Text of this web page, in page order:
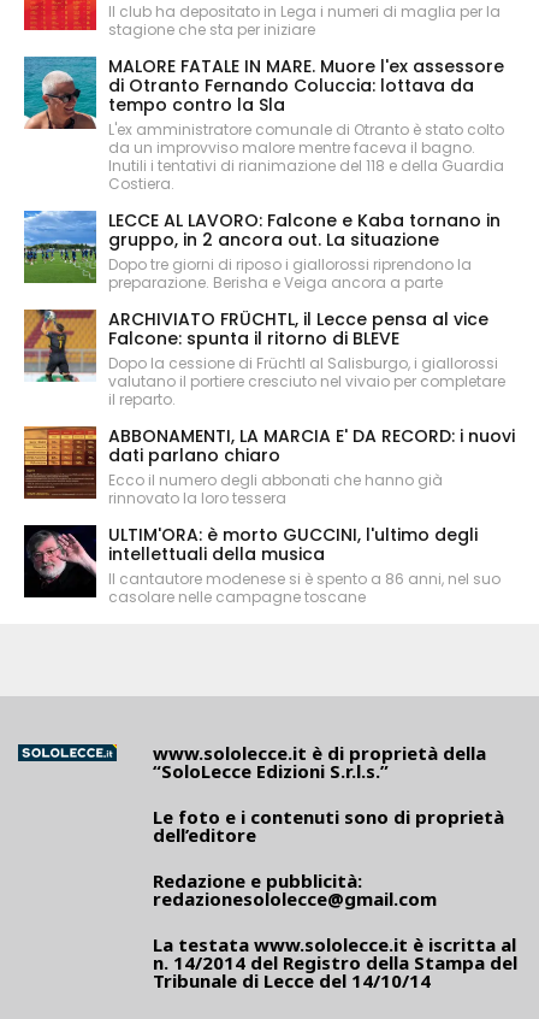
Il club ha depositato in Lega i numeri di maglia per la
stagione che sta per iniziare
MALORE FATALE IN MARE. Muore l'ex assessore
di Otranto Fernando Coluccia: lottava da
tempo contro la Sla
L'ex amministratore comunale di Otranto è stato colto
da un improvviso malore mentre faceva il bagno.
Inutili i tentativi di rianimazione del 118 e della Guardia
Costiera.
LECCE AL LAVORO: Falcone e Kaba tornano in
gruppo, in 2 ancora out. La situazione
Dopo tre giorni di riposo i giallorossi riprendono la
preparazione. Berisha e Veiga ancora a parte
ARCHIVIATO FRÜCHTL, il Lecce pensa al vice
Falcone: spunta il ritorno di BLEVE
Dopo la cessione di Früchtl al Salisburgo, i giallorossi
valutano il portiere cresciuto nel vivaio per completare
il reparto.
ABBONAMENTI, LA MARCIA E' DA RECORD: i nuovi
dati parlano chiaro
Ecco il numero degli abbonati che hanno già
rinnovato la loro tessera
ULTIM'ORA: è morto GUCCINI, l'ultimo degli
intellettuali della musica
Il cantautore modenese si è spento a 86 anni, nel suo
casolare nelle campagne toscane
www.sololecce.it è di proprietà della
“SoloLecce Edizioni S.r.l.s.”
Le foto e i contenuti sono di proprietà
dell’editore
Redazione e pubblicità:
redazionesololecce@gmail.com
La testata www.sololecce.it è iscritta al
n. 14/2014 del Registro della Stampa del
Tribunale di Lecce del 14/10/14